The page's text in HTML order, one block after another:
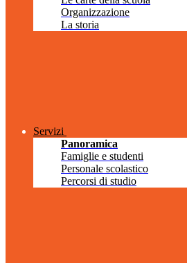
Organizzazione
La storia
Servizi
Panoramica
Famiglie e studenti
Personale scolastico
Percorsi di studio